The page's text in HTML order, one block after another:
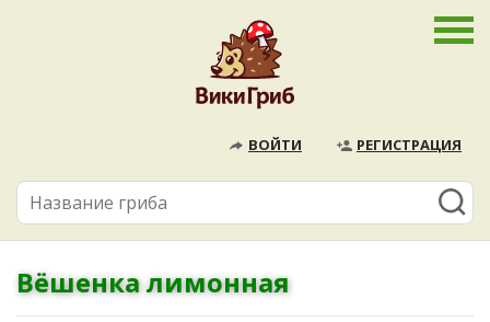
ВОЙТИ РЕГИСТРАЦИЯ
Вёшенка лимонная